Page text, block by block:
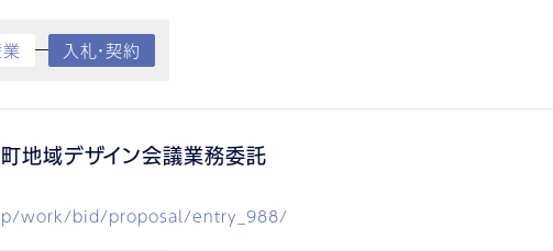
業 入札・契約
町地域デザイン会議業務委託
work/bid/proposal/entry_988/